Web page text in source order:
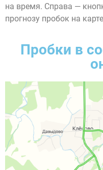
на время. Справа —
прогнозу пробок на
Пробки в